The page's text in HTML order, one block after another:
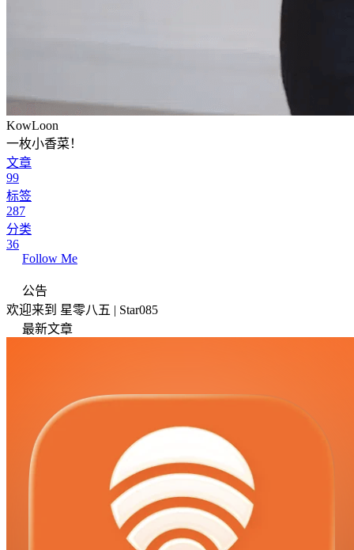
KowLoon
一枚小香菜！
文章
99
标签
287
分类
36
Follow Me
公告
欢迎来到 星零八五 | Star085
最新文章